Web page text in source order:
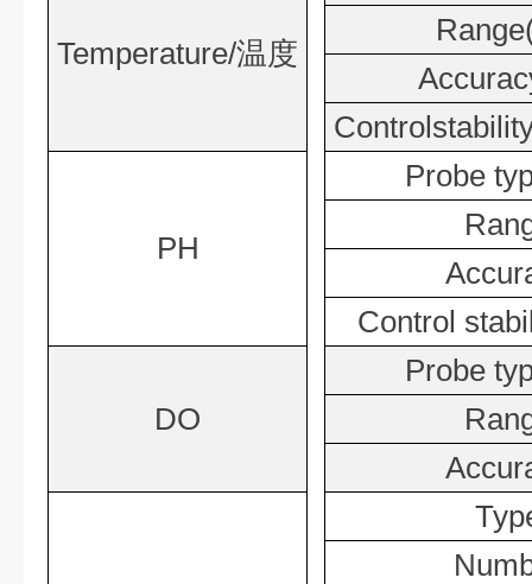
Temperature/温度
PH
Probe
Control
DO
Probe